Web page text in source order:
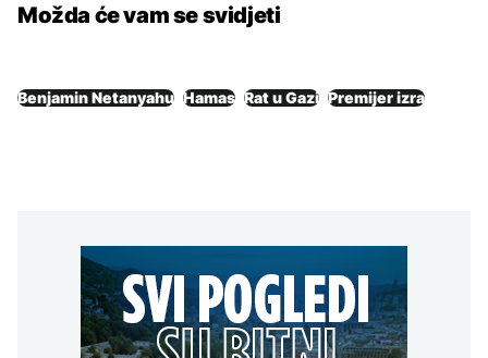
Možda će vam se svidjeti
Benjamin Netanyahu Hamas Rat u Gazi Premijer izra